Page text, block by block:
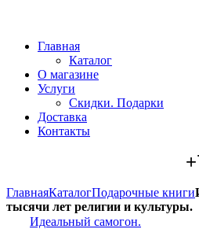
Главная
Каталог
О магазине
Услуги
Скидки. Подарки
Доставка
Контакты
ГлавнаяКаталогПодарочные книги
тысячи лет религии и культуры.
Идеальный самогон.